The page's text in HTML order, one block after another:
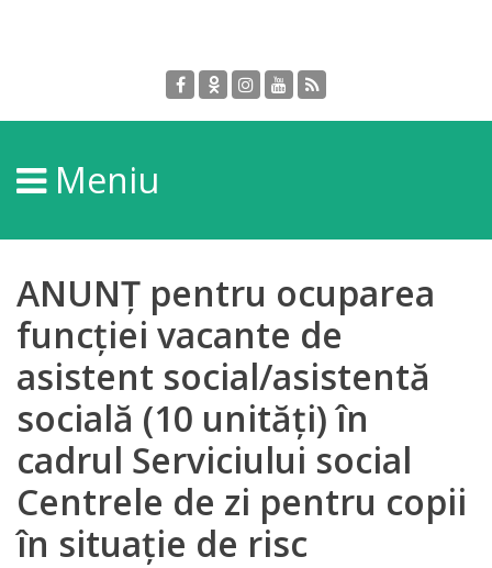
DGPDC
Informații
despre
Subdiviziuni/Servicii
Structura
Strategia
Orarul
audienței
Meniu
ANUNȚ pentru ocuparea
funcției vacante de
asistent social/asistentă
socială (10 unități) în
cadrul Serviciului social
Centrele de zi pentru copii
în situație de risc